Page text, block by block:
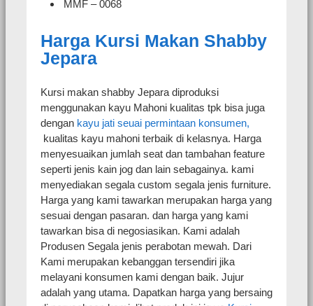
MMF – 0068
Harga Kursi Makan Shabby
Jepara
Kursi makan shabby Jepara diproduksi
menggunakan kayu Mahoni kualitas tpk bisa juga
dengan kayu jati seuai permintaan konsumen,
kualitas kayu mahoni terbaik di kelasnya. Harga
menyesuaikan jumlah seat dan tambahan feature
seperti jenis kain jog dan lain sebagainya. kami
menyediakan segala custom segala jenis furniture.
Harga yang kami tawarkan merupakan harga yang
sesuai dengan pasaran. dan harga yang kami
tawarkan bisa di negosiasikan. Kami adalah
Produsen Segala jenis perabotan mewah. Dari
Kami merupakan kebanggan tersendiri jika
melayani konsumen kami dengan baik. Jujur
adalah yang utama. Dapatkan harga yang bersaing